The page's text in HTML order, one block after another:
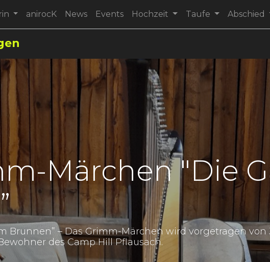
anirocK News Events Hochzeit Taufe Abschied
Märchen "Die
Brunnen” – Das Grimm-Märchen wird vorgetragen
des Camp Hill Pflausach.